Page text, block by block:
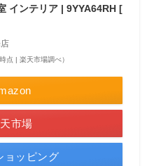
インテリア | 9YYA64RH [
点 | 楽天市場調べ）
市場
ョッピング